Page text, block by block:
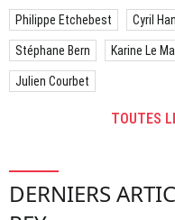
Philippe Etchebest Cyril
Stéphane Bern Karine Le
Julien Courbet
TOUTES
DERNIERS